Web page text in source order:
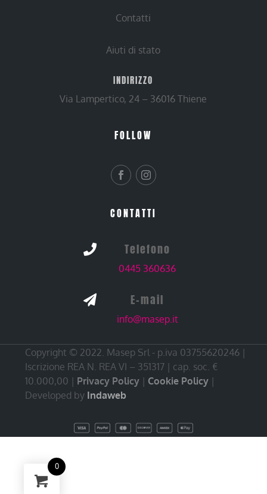
Contatti
Aiuti di stato
INDIRIZZO
Via Lampertico, 24 – 36016 Thiene
FOLLOW
CONTATTI
 Telefono
0445 360636
 E-mail
info@masep.it
Copyright © 2022. Masep Srl - p.iva 03755620246 |
Iscrizione REA N. REA VI – 351317 | cap. soc. €
10.000,00 | Privacy Policy | Cookie Policy |
Developed by Indaweb
0